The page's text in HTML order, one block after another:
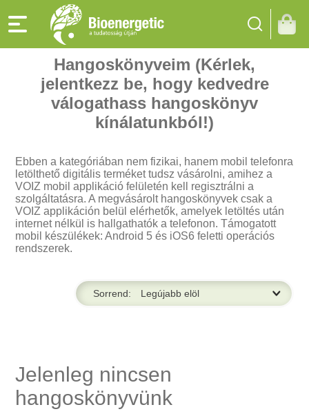
Hangoskönyveim (Kérlek,
jelentkezz be, hogy kedvedre
válogathass hangoskönyv
kínálatunkból!)
Ebben a kategóriában nem fizikai, hanem mobil telefonra
letölthető digitális terméket tudsz vásárolni, amihez a
VOIZ mobil applikáció felületén kell regisztrálni a
szolgáltatásra. A megvásárolt hangoskönyvek csak a
VOIZ applikáción belül elérhetők, amelyek letöltés után
internet nélkül is hallgathatók a telefonon. Támogatott
mobil készülékek: Android 5 és iOS6 feletti operációs
rendszerek.
Sorrend:
Jelenleg nincsen
hangoskönyvünk